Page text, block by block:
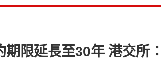
期限延長至30年 港交所